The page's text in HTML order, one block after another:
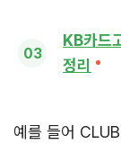
KB카드
정리
예를 들어